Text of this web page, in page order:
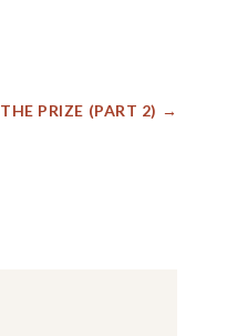
THE PRIZE (PART 2) →